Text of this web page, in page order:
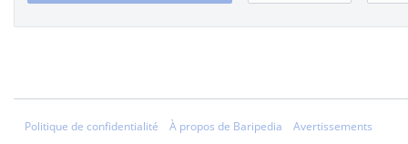
Politique de confidentialité À propos de Baripedia Avertissements